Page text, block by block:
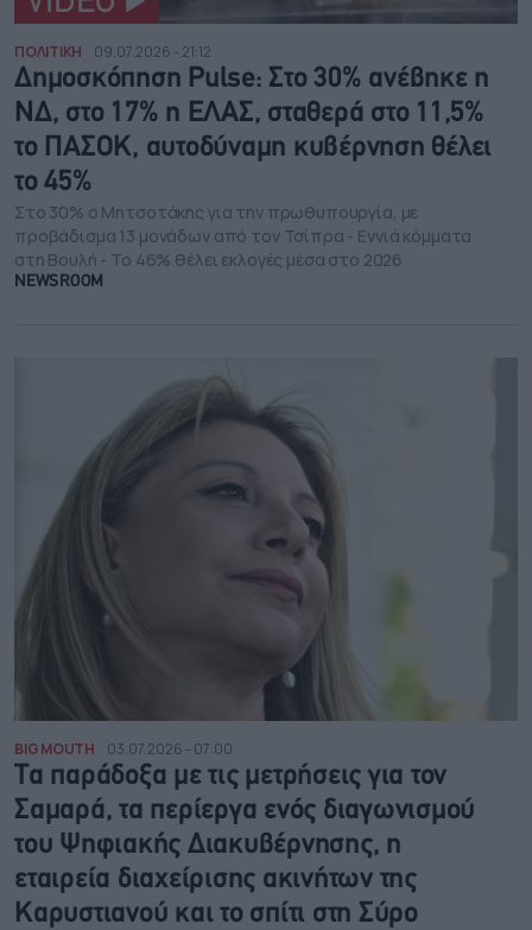
ΠΟΛΙΤΙΚΗ 09.07.2026 - 21:12
Δημοσκόπηση Pulse: Στο 30% ανέβηκε η
ΝΔ, στο 17% η ΕΛΑΣ, σταθερά στο 11,5%
το ΠΑΣΟΚ, αυτοδύναμη κυβέρνηση θέλει
το 45%
Στο 30% ο Μητσοτάκης για την πρωθυπουργία, με
προβάδισμα 13 μονάδων από τον Τσίπρα - Εννιά κόμματα
στη Βουλή - Το 46% θέλει εκλογές μέσα στο 2026
NEWSROOM
BIG MOUTH 03.07.2026 - 07:00
Τα παράδοξα με τις μετρήσεις για τον
Σαμαρά, τα περίεργα ενός διαγωνισμού
του Ψηφιακής Διακυβέρνησης, η
εταιρεία διαχείρισης ακινήτων της
Καρυστιανού και το σπίτι στη Σύρο